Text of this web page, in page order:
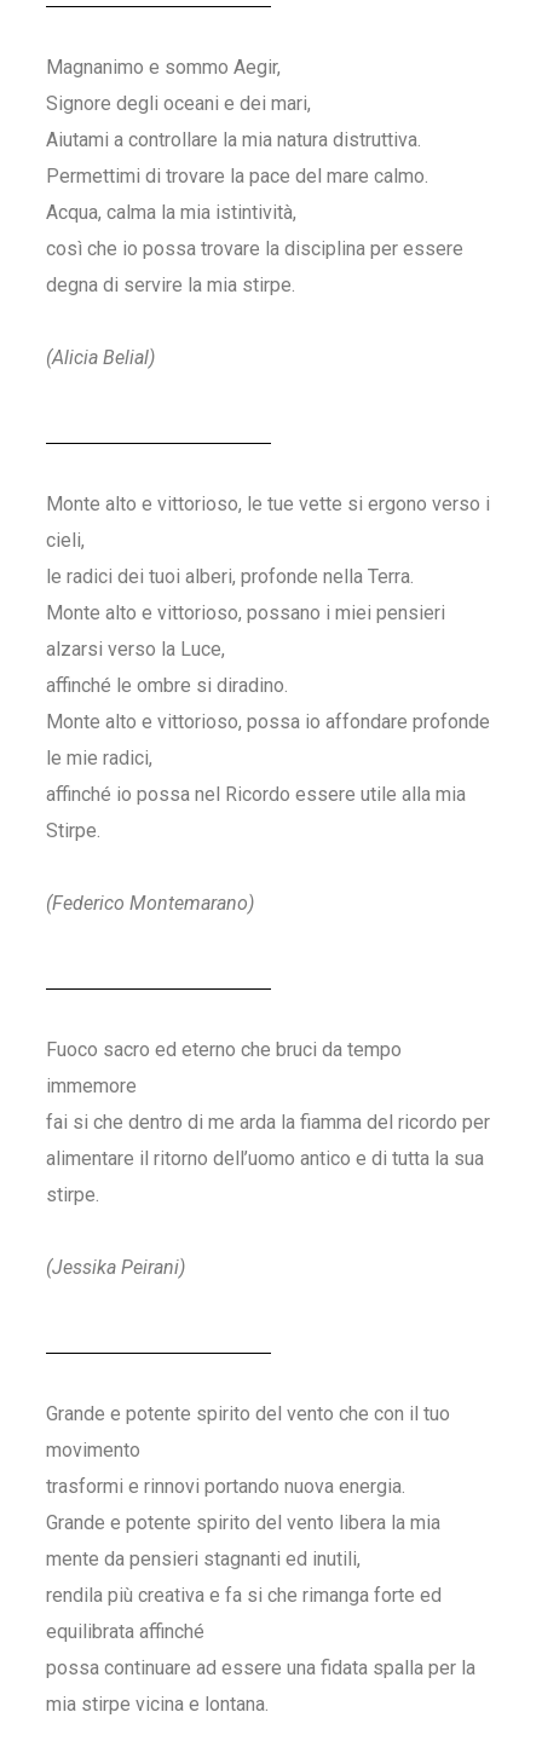
Magnanimo e sommo Aegir,
Signore degli oceani e dei mari,
Aiutami a controllare la mia natura distruttiva.
Permettimi di trovare la pace del mare calmo.
Acqua, calma la mia istintività,
così che io possa trovare la disciplina per essere
degna di servire la mia stirpe.
(Alicia Belial)
Monte alto e vittorioso, le tue vette si ergono verso i
cieli,
le radici dei tuoi alberi, profonde nella Terra.
Monte alto e vittorioso, possano i miei pensieri
alzarsi verso la Luce,
affinché le ombre si diradino.
Monte alto e vittorioso, possa io affondare profonde
le mie radici,
affinché io possa nel Ricordo essere utile alla mia
Stirpe.
(Federico Montemarano)
Fuoco sacro ed eterno che bruci da tempo
immemore
fai si che dentro di me arda la fiamma del ricordo per
alimentare il ritorno dell’uomo antico e di tutta la sua
stirpe.
(Jessika Peirani)
Grande e potente spirito del vento che con il tuo
movimento
trasformi e rinnovi portando nuova energia.
Grande e potente spirito del vento libera la mia
mente da pensieri stagnanti ed inutili,
rendila più creativa e fa si che rimanga forte ed
equilibrata affinché
possa continuare ad essere una fidata spalla per la
mia stirpe vicina e lontana.